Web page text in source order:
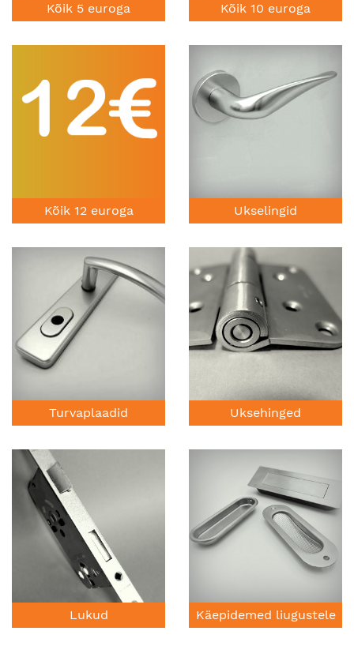
Kõik 5 euroga Kõik 10 euroga
Kõik 12 euroga Ukselingid
Turvaplaadid Uksehinged
Lukud Käepidemed liugustele